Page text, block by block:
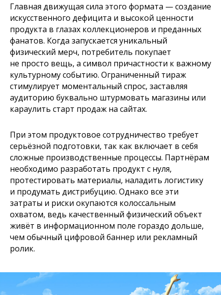
Главная движущая сила этого формата — создание
искусственного дефицита и высокой ценности
продукта в глазах коллекционеров и преданных
фанатов. Когда запускается уникальный
физический мерч, потребитель покупает
не просто вещь, а символ причастности к важному
культурному событию. Ограниченный тираж
стимулирует моментальный спрос, заставляя
аудиторию буквально штурмовать магазины или
караулить старт продаж на сайтах.
При этом продуктовое сотрудничество требует
серьёзной подготовки, так как включает в себя
сложные производственные процессы. Партнёрам
необходимо разработать продукт с нуля,
протестировать материалы, наладить логистику
и продумать дистрибуцию. Однако все эти
затраты и риски окупаются колоссальным
охватом, ведь качественный физический объект
живёт в информационном поле гораздо дольше,
чем обычный цифровой баннер или рекламный
ролик.